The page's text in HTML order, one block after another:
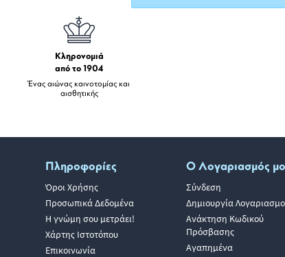
Κληρονομιά
από το 1904
Ένας αιώνας καινοτομίας και
αισθητικής
Πληροφορίες
Όροι Χρήσης
Προσωπικά Δεδομένα
Η γνώμη σου μετράει!
Χάρτης Ιστοτόπου
Επικοινωνία
Ο Λογαριασμός
Σύνδεση
Δημιουργία
Ανάκτηση Κωδικού
Πρόσβασης
Αγαπημένα